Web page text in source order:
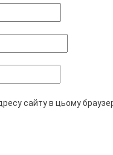
сайту в цьому